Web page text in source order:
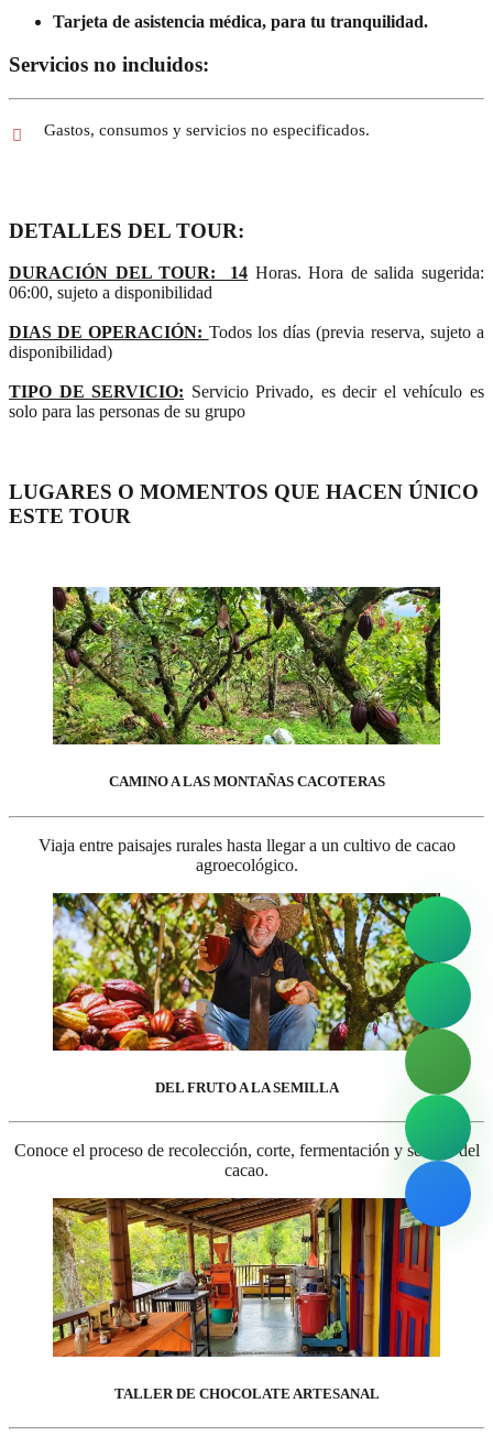
Tarjeta de asistencia médica, para tu tranquilidad.
Servicios no incluidos:
Gastos, consumos y servicios no especificados.
DETALLES DEL TOUR:
DURACIÓN DEL TOUR: 14 Horas. Hora de salida sugerida:
06:00, sujeto a disponibilidad
DIAS DE OPERACIÓN: Todos los días (previa reserva, sujeto a
disponibilidad)
TIPO DE SERVICIO: Servicio Privado, es decir el vehículo es
solo para las personas de su grupo
LUGARES O MOMENTOS QUE HACEN ÚNICO
ESTE TOUR
CAMINO A LAS MONTAÑAS CACOTERAS
Viaja entre paisajes rurales hasta llegar a un cultivo de cacao
agroecológico.
DEL FRUTO A LA SEMILLA
Conoce el proceso de recolección, corte, fermentación y secado del
cacao.
TALLER DE CHOCOLATE ARTESANAL